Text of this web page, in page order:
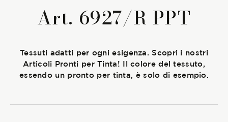
Art. 6927/R PPT
Tessuti adatti per ogni esigenza. Scopri i nostri
Articoli Pronti per Tinta! Il colore del tessuto,
essendo un pronto per tinta, è solo di esempio.
Heart for Earth
Certificazioni